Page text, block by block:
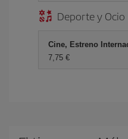
Deporte y Ocio
Cine, Estreno
7,75